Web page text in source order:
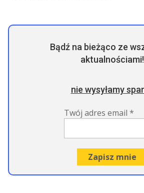
Bądź na bieżąco ze
aktualnościami!
nie wysyłamy
Twój adres email *